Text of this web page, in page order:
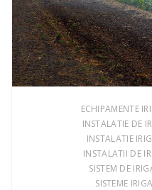
ECHIPAMENTE
INSTALATIE DE
INSTALATIE
INSTALATII DE
SISTEM DE
SISTEME